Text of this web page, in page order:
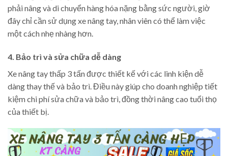
phải nâng và di chuyển hàng hóa nặng bằng sức người, giờ
đây chỉ cần sử dụng xe nâng tay, nhân viên có thể làm việc
một cách nhẹ nhàng hơn.
4. Bảo trì và sửa chữa dễ dàng
Xe nâng tay thấp 3 tấn được thiết kế với các linh kiện dễ
dàng thay thế và bảo trì. Điều này giúp cho doanh nghiệp tiết
kiệm chi phí sửa chữa và bảo trì, đồng thời nâng cao tuổi thọ
của thiết bị.